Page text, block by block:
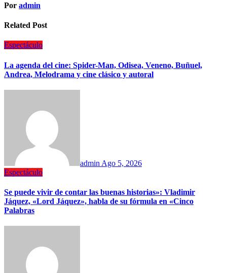
Por admin
Related Post
Espectáculo
La agenda del cine: Spider-Man, Odisea, Veneno, Buñuel,
Andrea, Melodrama y cine clásico y autoral
admin Ago 5, 2026
Espectáculo
Se puede vivir de contar las buenas historias»: Vladimir
Jáquez, «Lord Jáquez», habla de su fórmula en «Cinco
Palabras